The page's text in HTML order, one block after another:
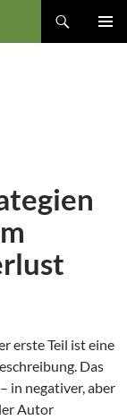
erste Teil ist eine
Das
in negativer, aber
Autor